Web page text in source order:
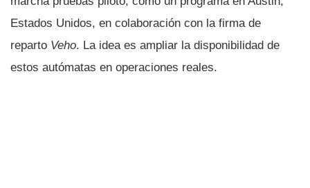
Estados Unidos, en colaboración con la firma de
reparto Veho. La idea es ampliar la disponibilidad de
estos autómatas en operaciones reales.